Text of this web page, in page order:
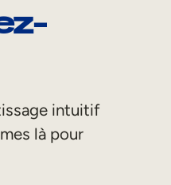
intuitif
là pour